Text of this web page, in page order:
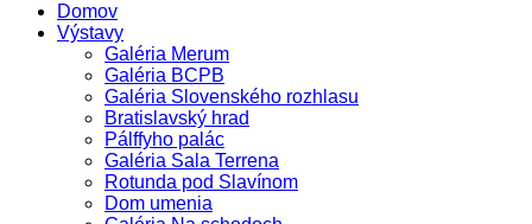
Domov
Výstavy
Galéria Merum
Galéria BCPB
Galéria Slovenského rozhlasu
Bratislavský hrad
Pálffyho palác
Galéria Sala Terrena
Rotunda pod Slavínom
Dom umenia